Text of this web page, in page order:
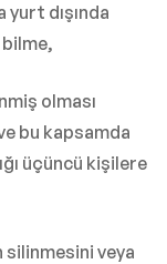
yurt dışında
olması
bu kapsamda
üçüncü kişilere
silinmesini veya